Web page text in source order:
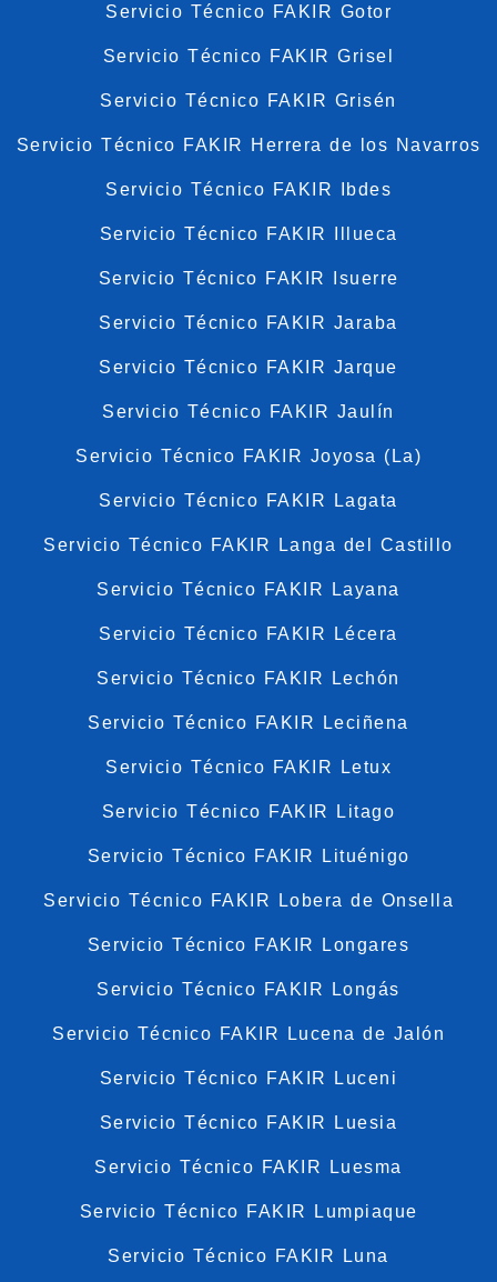
Servicio Técnico FAKIR Gotor
Servicio Técnico FAKIR Grisel
Servicio Técnico FAKIR Grisén
Servicio Técnico FAKIR Herrera de los Navarros
Servicio Técnico FAKIR Ibdes
Servicio Técnico FAKIR Illueca
Servicio Técnico FAKIR Isuerre
Servicio Técnico FAKIR Jaraba
Servicio Técnico FAKIR Jarque
Servicio Técnico FAKIR Jaulín
Servicio Técnico FAKIR Joyosa (La)
Servicio Técnico FAKIR Lagata
Servicio Técnico FAKIR Langa del Castillo
Servicio Técnico FAKIR Layana
Servicio Técnico FAKIR Lécera
Servicio Técnico FAKIR Lechón
Servicio Técnico FAKIR Leciñena
Servicio Técnico FAKIR Letux
Servicio Técnico FAKIR Litago
Servicio Técnico FAKIR Lituénigo
Servicio Técnico FAKIR Lobera de Onsella
Servicio Técnico FAKIR Longares
Servicio Técnico FAKIR Longás
Servicio Técnico FAKIR Lucena de Jalón
Servicio Técnico FAKIR Luceni
Servicio Técnico FAKIR Luesia
Servicio Técnico FAKIR Luesma
Servicio Técnico FAKIR Lumpiaque
Servicio Técnico FAKIR Luna